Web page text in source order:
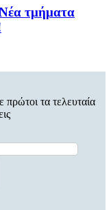
Νέα τμήματα
πρώτοι τα τελευταία